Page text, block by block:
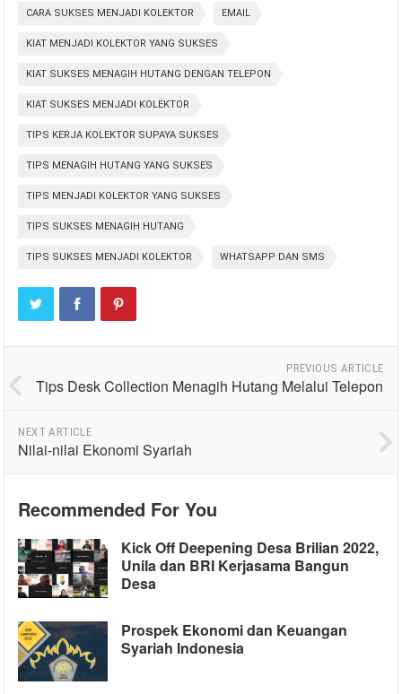
CARA SUKSES MENJADI KOLEKTOR EMAIL
KIAT MENJADI KOLEKTOR YANG SUKSES
KIAT SUKSES MENAGIH HUTANG DENGAN TELEPON
KIAT SUKSES MENJADI KOLEKTOR
TIPS KERJA KOLEKTOR SUPAYA SUKSES
TIPS MENAGIH HUTANG YANG SUKSES
TIPS MENJADI KOLEKTOR YANG SUKSES
TIPS SUKSES MENAGIH HUTANG
TIPS SUKSES MENJADI KOLEKTOR WHATSAPP DAN SMS
PREVIOUS ARTICLE
Tips Desk Collection Menagih Hutang Melalui Telepon
NEXT ARTICLE
Nilai-nilai Ekonomi Syariah
Recommended For You
Kick Off Deepening Desa Brilian 2022,
Unila dan BRI Kerjasama Bangun
Desa
Prospek Ekonomi dan Keuangan
Syariah Indonesia